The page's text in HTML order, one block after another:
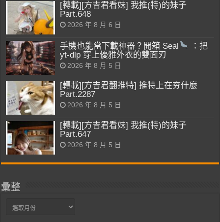
[轉載][方吉君看妹] 我推(特)的妹子
Part.648
2026 年 8 月 6 日
手機也能當下載神器？開箱 Seal
：把
yt-dlp 穿上優雅外衣的雙面刃
2026 年 8 月 5 日
[轉載][方吉君翻推特] 推特上在夯什麼
Part.2287
2026 年 8 月 5 日
[轉載][方吉君看妹] 我推(特)的妹子
Part.647
2026 年 8 月 5 日
彙整
彙